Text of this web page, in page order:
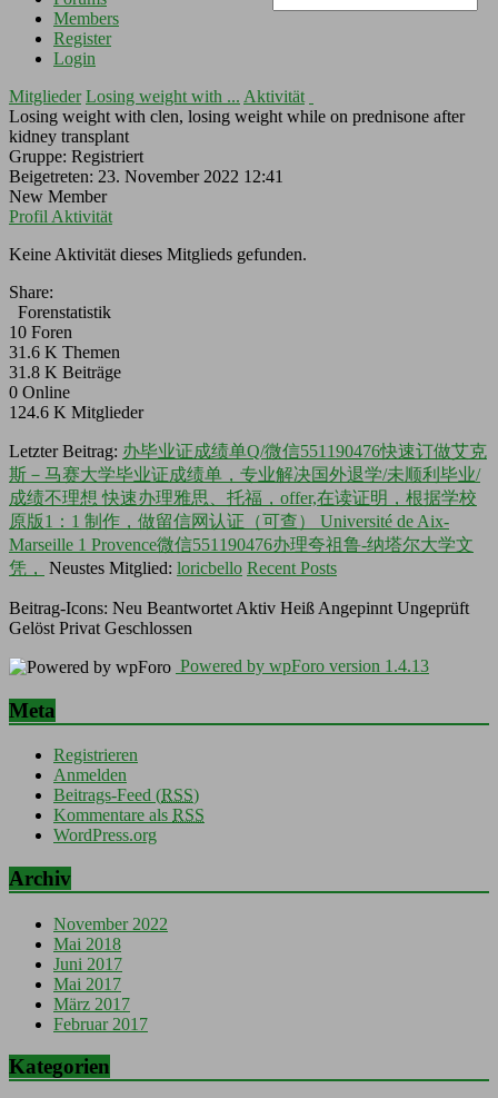
Members
Register
Login
Mitglieder Losing weight with ... Aktivität
Losing weight with clen, losing weight while on prednisone after
kidney transplant
Gruppe: Registriert
Beigetreten: 23. November 2022 12:41
New Member
Profil Aktivität
Keine Aktivität dieses Mitglieds gefunden.
Share:
Forenstatistik
10 Foren
31.6 K Themen
31.8 K Beiträge
0 Online
124.6 K Mitglieder
Letzter Beitrag: 办毕业证成绩单Q/微信551190476快速订做艾克
斯－马赛大学毕业证成绩单，专业解决国外退学/未顺利毕业/
成绩不理想 快速办理雅思、托福，offer,在读证明，根据学校
原版1：1 制作，做留信网认证（可查） Université de Aix-
Marseille 1 Provence微信551190476办理夸祖鲁-纳塔尔大学文
凭，
Neustes Mitglied: loricbello Recent Posts
Beitrag-Icons: Neu Beantwortet Aktiv Heiß Angepinnt Ungeprüft
Gelöst Privat Geschlossen
Powered by wpForo version 1.4.13
Meta
Registrieren
Anmelden
Beitrags-Feed (RSS)
Kommentare als RSS
WordPress.org
Archiv
November 2022
Mai 2018
Juni 2017
Mai 2017
März 2017
Februar 2017
Kategorien